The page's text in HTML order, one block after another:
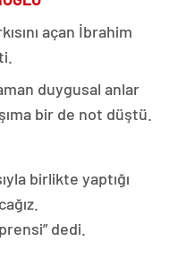
açan İbrahim
duygusal anlar
bir de not düştü.
birlikte yaptığı
dedi.